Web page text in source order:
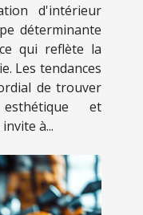
d'intérieur
déterminante
qui reflète la
Les tendances
de trouver
et
à...